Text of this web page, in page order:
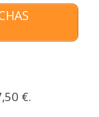
€.